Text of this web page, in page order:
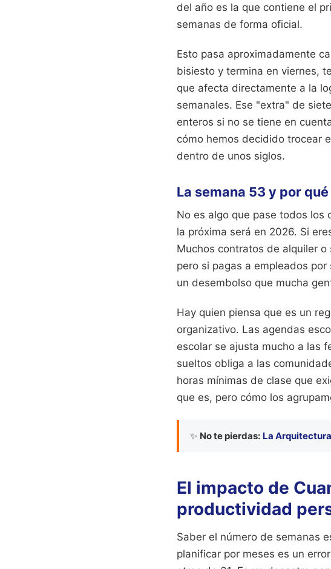
del año es la que contiene el
semanas de forma oficial.
Esto pasa aproximadamente
bisiesto y termina en viernes,
que afecta directamente a la
semanales. Ese "extra" de
enteros si no se tiene en
cómo hemos decidido trocear
dentro de unos siglos.
La semana 53 y por
No es algo que pase todos los
la próxima será en 2026. Si
Muchos contratos de alquiler
pero si pagas a empleados
un desembolso que mucha
Hay quien piensa que es un
organizativo. Las agendas
escolar se ajusta mucho a las
sueltos obliga a las
horas mínimas de clase que
que es, pero cómo los
✨ No te pierdas: La
El impacto de
productividad
Saber el número de semanas
planificar por meses es un